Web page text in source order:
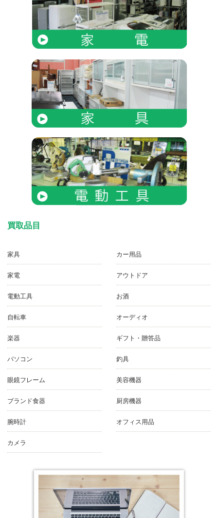
買取品目
家具
家電
電動工具
自転車
楽器
パソコン
眼鏡フレーム
ブランド食器
腕時計
カメラ
カー用品
アウトドア
お酒
オーディオ
ギフト・贈答品
釣具
美容機器
厨房機器
オフィス用品